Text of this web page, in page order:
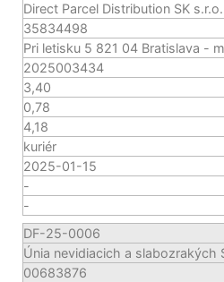
Direct Parcel Distribution SK s.r.o.
35834498
Pri letisku 5 821 04 Bratislava -
2025003434
3,40
0,78
4,18
kuriér
2025-01-15
-
-
DF-25-0006
Únia nevidiacich a slabozrakých
00683876